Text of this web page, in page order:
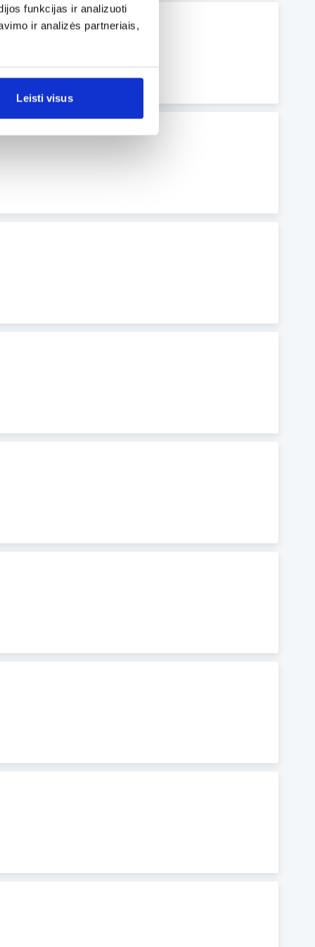
funkcijas ir analizuoti
ir analizės partneriais,
Leisti visus